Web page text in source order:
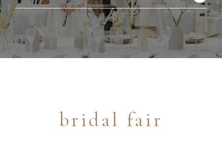
bridal fair